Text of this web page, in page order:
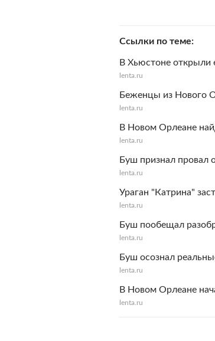
Ссылки по теме
В Хьюстоне
lenta.ru
Беженцы из Нового
lenta.ru
В Новом Орлеане
lenta.ru
Буш признал провал
lenta.ru
Ураган "Катрина"
lenta.ru
Буш пообещал
lenta.ru
Буш осознал
lenta.ru
В Новом Орлеане
lenta.ru